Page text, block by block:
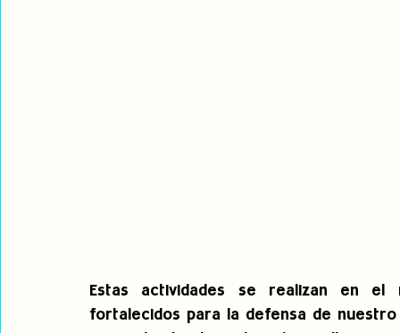
Estas actividades se realizan en el
fortalecidos para la defensa de nuestro